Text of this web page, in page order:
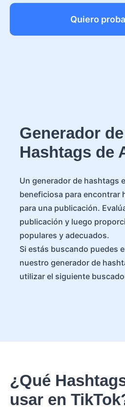
Quiero
Generador de
Hashtags de
Un generador de hashtags
beneficiosa para encontrar
para una publicación.
publicación y luego
populares y adecuados.
Si estás buscando puedes
nuestro generador de
utilizar el siguiente
¿Qué
usar en